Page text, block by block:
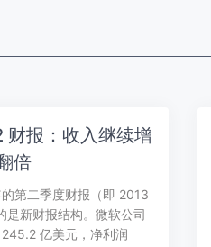
财报：收入继续增
倍
第二季度财报（即 2013
是新财报结构。微软公司
亿美元，净利润